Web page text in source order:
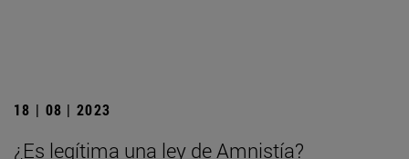
18 | 08 | 2023
¿Es legítima una ley de Amnistía?